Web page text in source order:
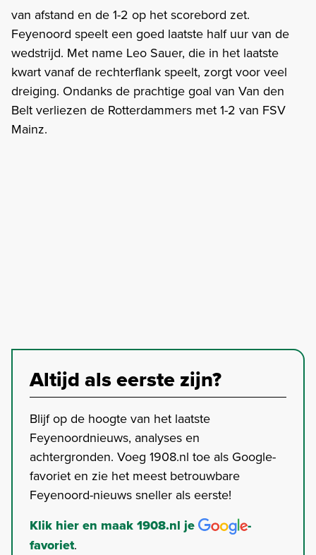
van afstand en de 1-2 op het scorebord zet.
Feyenoord speelt een goed laatste half uur van de
wedstrijd. Met name Leo Sauer, die in het laatste
kwart vanaf de rechterflank speelt, zorgt voor veel
dreiging. Ondanks de prachtige goal van Van den
Belt verliezen de Rotterdammers met 1-2 van FSV
Mainz.
Altijd als eerste zijn?
Blijf op de hoogte van het laatste
Feyenoordnieuws, analyses en
achtergronden. Voeg 1908.nl toe als Google-
favoriet en zie het meest betrouwbare
Feyenoord-nieuws sneller als eerste!
Klik hier en maak 1908.nl je
-
favoriet.